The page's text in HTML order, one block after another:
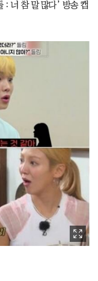
: 너 참 말 많다’ 방송 캡